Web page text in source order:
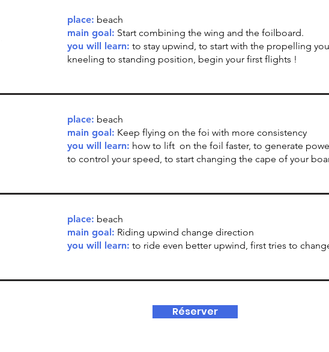
place: beach
main goal: Start combining the wing and the foilboard.
you will learn: to stay upwind, to start with the propelling
kneeling to standing position, begin your first flights !
place: beach
main goal: Keep flying on the foi with more consistency
you will learn: how to lift on the foil faster, to generate
to control your speed, to start changing the cape of your
place: beach
main goal: Riding upwind change direction
you will learn: to ride even better upwind, first tries to
Réserver